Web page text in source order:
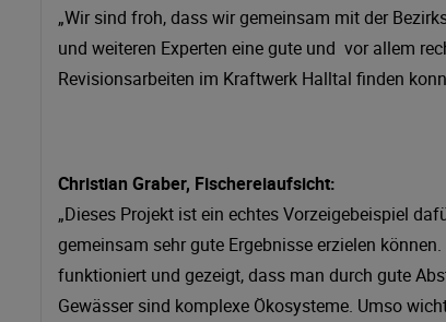
„Wir sind froh, dass wir gemeinsam mit der
und weiteren Experten eine gute und vor allem
Revisionsarbeiten im Kraftwerk Halltal finden
Christian Graber, Fischereiaufsicht:
„Dieses Projekt ist ein echtes Vorzeigebeispiel
gemeinsam sehr gute Ergebnisse erzielen
funktioniert und gezeigt, dass man durch gute
Gewässer sind komplexe Ökosysteme. Umso